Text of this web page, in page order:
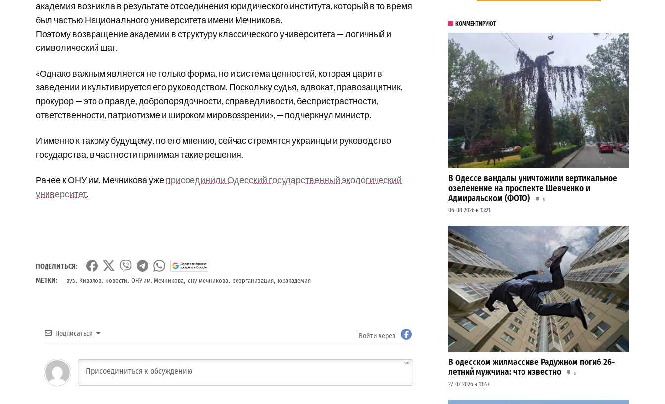
академия возникла в результате отсоединения юридического института, который в то время
был частью Национального университета имени Мечникова.
Поэтому возвращение академии в структуру классического университета — логичный и
символический шаг.
«Однако важным является не только форма, но и система ценностей, которая царит в
заведении и культивируется его руководством. Поскольку судья, адвокат, правозащитник,
прокурор — это о правде, добропорядочности, справедливости, беспристрастности,
ответственности, патриотизме и широком мировоззрении», — подчеркнул министр.
И именно к такому будущему, по его мнению, сейчас стремятся украинцы и руководство
государства, в частности принимая такие решения.
Ранее к ОНУ им. Мечникова ужеприсоединили Одесский государственный экологический
университет.
ПОДЕЛИТЬСЯ:
МЕТКИ:
вуз, Кивалов, новости, ОНУ им. Мечникова, ону мечникова, реорганизация, юракадемия
Подписаться Войти через
500
КОММЕНТИРУЮТ
В Одессе вандалы уничтожили вертикальное
озеленение на проспекте Шевченко и
Адмиральском (ФОТО)
3
06-08-2026 в 13:21
В одесском жилмассиве Радужном погиб 26-
летний мужчина: что известно
3
27-07-2026 в 13:47